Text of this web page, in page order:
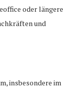
oder längere
und
insbesondere im